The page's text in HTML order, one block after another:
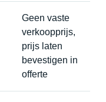
Geen vaste
verkoopprijs,
prijs laten
bevestigen in
offerte